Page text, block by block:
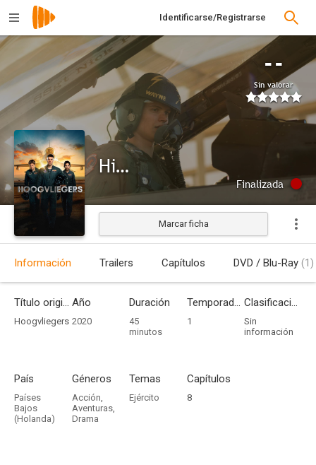
Identificarse/Registrarse
--
Sin valorar
High Flyers
Finalizada
Marcar ficha
Información Trailers Capítulos DVD / Blu-Ray (1)
Título original
Hoogvliegers
Año
2020
Duración
45
minutos
Temporadas
1
Clasificación por edades
Sin
información
País
Países
Bajos
(Holanda)
Géneros
Acción,
Aventuras,
Drama
Temas
Ejército
Capítulos
8